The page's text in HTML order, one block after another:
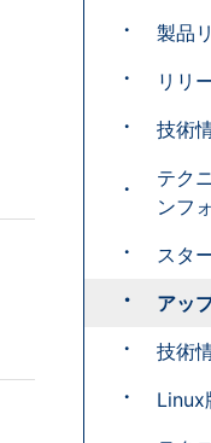
製品
リリ
技術
テク
ンフ
スタ
アッ
技術
Linux